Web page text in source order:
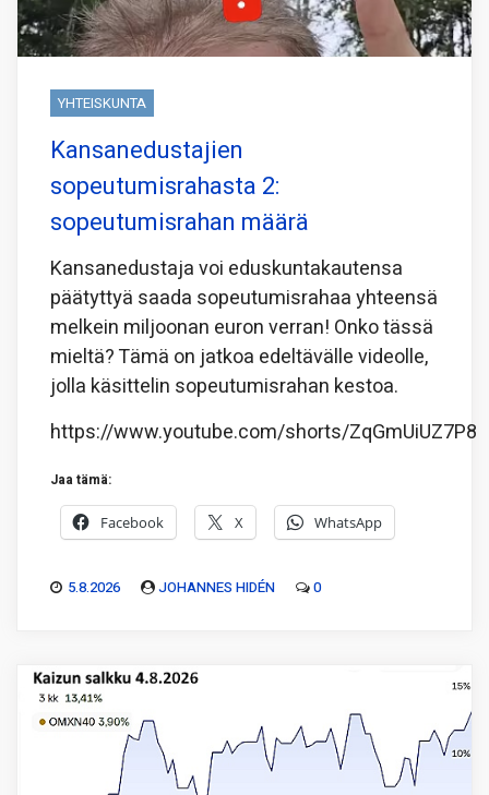
YHTEISKUNTA
Kansanedustajien
sopeutumisrahasta 2:
sopeutumisrahan määrä
Kansanedustaja voi eduskuntakautensa
päätyttyä saada sopeutumisrahaa yhteensä
melkein miljoonan euron verran! Onko tässä
mieltä? Tämä on jatkoa edeltävälle videolle,
jolla käsittelin sopeutumisrahan kestoa.
https://www.youtube.com/shorts/ZqGmUiUZ7P8
Jaa tämä:
Facebook X WhatsApp
5.8.2026 JOHANNES HIDÉN 0